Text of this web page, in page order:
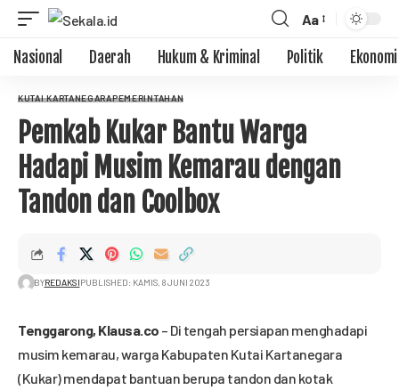
Aa
Nasional Daerah Hukum & Kriminal Politik Ekonomi
KUTAI KARTANEGARAPEMERINTAHAN
Pemkab Kukar Bantu Warga
Hadapi Musim Kemarau dengan
Tandon dan Coolbox
BYREDAKSIPUBLISHED: KAMIS, 8 JUNI 2023
Tenggarong, Klausa.co – Di tengah persiapan menghadapi
musim kemarau, warga Kabupaten Kutai Kartanegara
(Kukar) mendapat bantuan berupa tandon dan kotak